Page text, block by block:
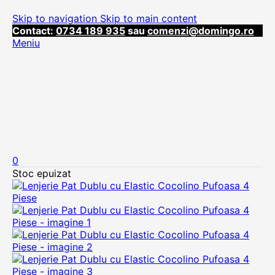
Skip to navigation Skip to main content
Contact: 0734 189 935 sau comenzi@domingo.ro
Meniu
0
Stoc epuizat